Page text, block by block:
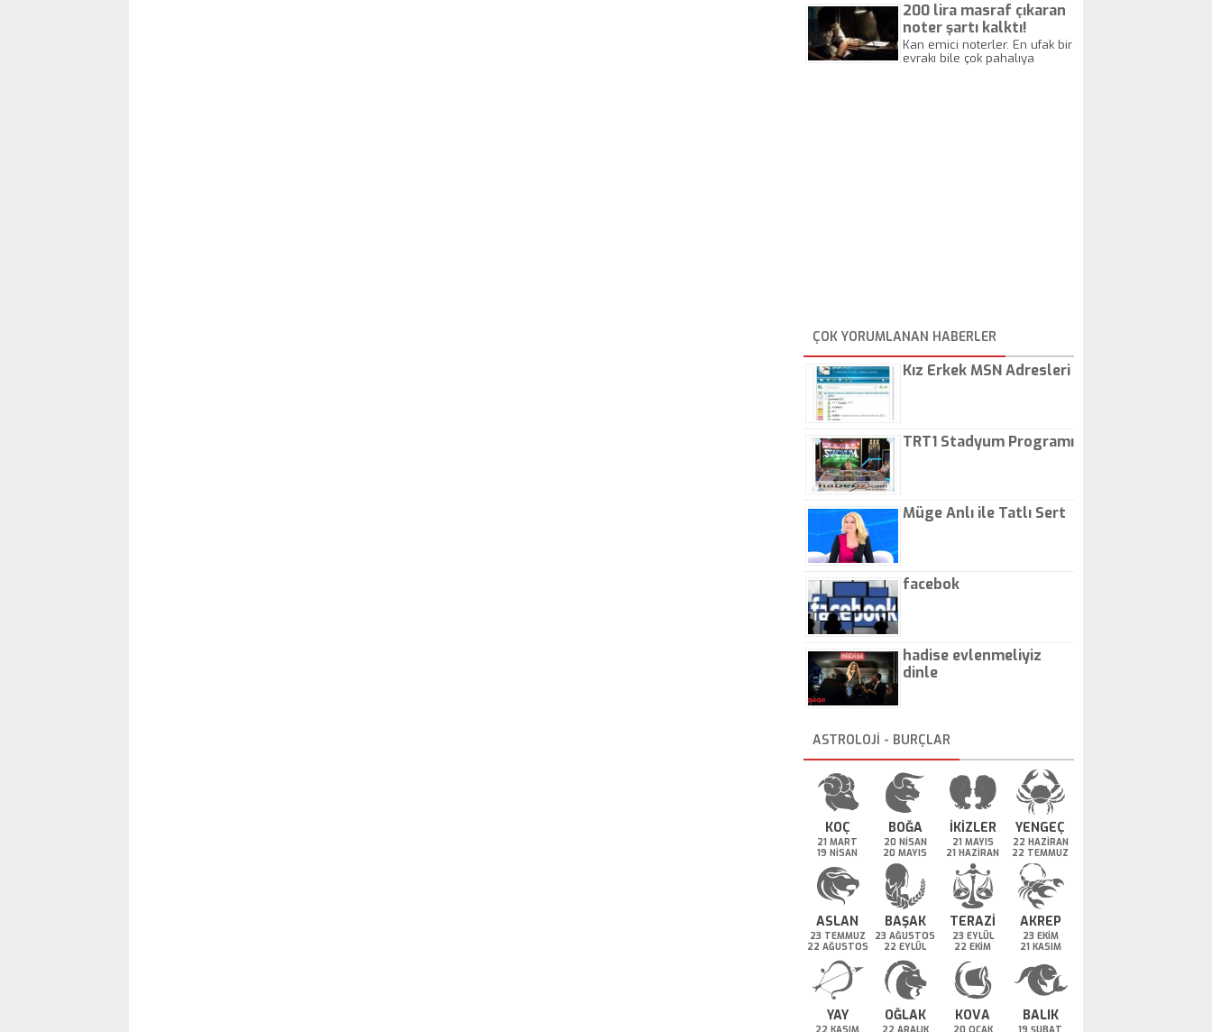
200 lira masraf çıkaran
noter şartı kalktı!
Kan emici noterler. En ufak bir
evrakı bile çok pahalıya
ÇOK YORUMLANAN HABERLER
Kız Erkek MSN Adresleri
TRT1 Stadyum Programı
Müge Anlı ile Tatlı Sert
facebok
hadise evlenmeliyiz
dinle
ASTROLOJİ - BURÇLAR
KOÇ
21 MART
19 NİSAN
BOĞA
20 NİSAN
20 MAYIS
İKİZLER
21 MAYIS
21 HAZİRAN
YENGEÇ
22 HAZİRAN
22 TEMMUZ
ASLAN
23 TEMMUZ
22 AĞUSTOS
BAŞAK
23 AĞUSTOS
22 EYLÜL
TERAZİ
23 EYLÜL
22 EKİM
AKREP
23 EKİM
21 KASIM
YAY OĞLAK KOVA BALIK